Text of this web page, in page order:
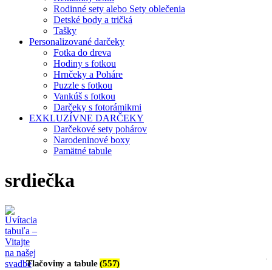
Rodinné sety alebo Sety oblečenia
Detské body a tričká
Tašky
Personalizované darčeky
Fotka do dreva
Hodiny s fotkou
Hrnčeky a Poháre
Puzzle s fotkou
Vankúš s fotkou
Darčeky s fotorámikmi
EXKLUZÍVNE DARČEKY
Darčekové sety pohárov
Narodeninové boxy
Pamätné tabule
srdiečka
Tlačoviny a tabule(557)